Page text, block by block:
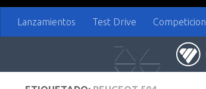
Lanzamientos Test Drive Competicion